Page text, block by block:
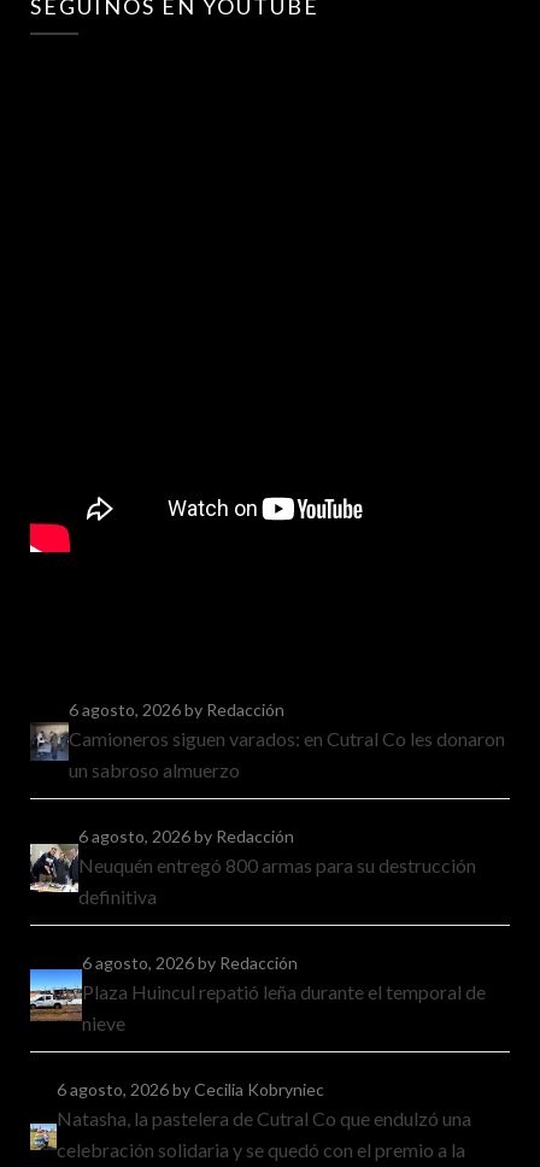
SEGUINOS EN YOUTUBE
6 agosto, 2026by Redacción
Camioneros siguen varados: en Cutral Co les donaron
un sabroso almuerzo
6 agosto, 2026by Redacción
Neuquén entregó 800 armas para su destrucción
definitiva
6 agosto, 2026by Redacción
Plaza Huincul repatió leña durante el temporal de
nieve
6 agosto, 2026by Cecilia Kobryniec
Natasha, la pastelera de Cutral Co que endulzó una
celebración solidaria y se quedó con el premio a la